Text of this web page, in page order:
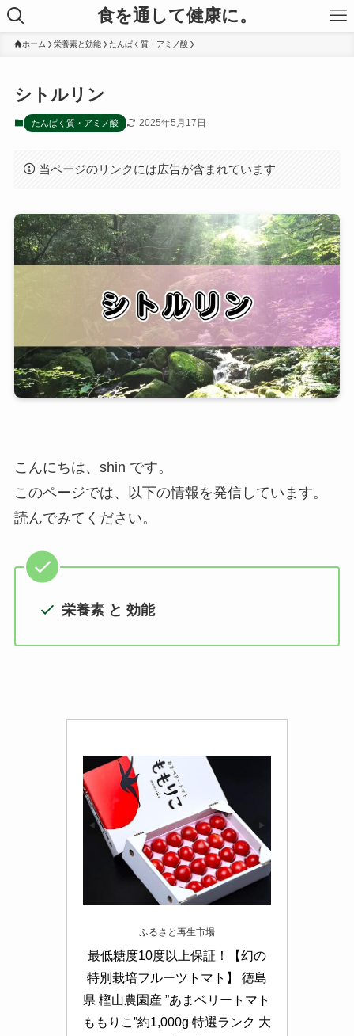
食を通して健康に。
ホーム 栄養素と効能 たんぱく質・アミノ酸
シトルリン
たんぱく質・アミノ酸 2025年5月17日
当ページのリンクには広告が含まれています
こんにちは、shin です。
このページでは、以下の情報を発信しています。
読んでみてください。
栄養素 と 効能
ふるさと再生市場
最低糖度10度以上保証！【幻の
特別栽培フルーツトマト】 徳島
県 樫山農園産 ”あまベリートマト
ももりこ”約1,000g 特選ランク 大